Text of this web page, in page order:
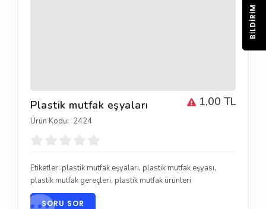
1,00 TL
Plastik mutfak eşyaları
Ürün Kodu: 2424
Etiketler: plastik mutfak eşyaları, plastik mutfak eşyası,
plastik mutfak gereçleri, plastik mutfak ürünleri
SORU SOR
BILDIRIM